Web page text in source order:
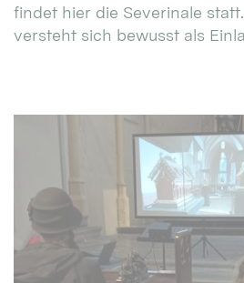
findet hier die Severinale
versteht sich bewusst als